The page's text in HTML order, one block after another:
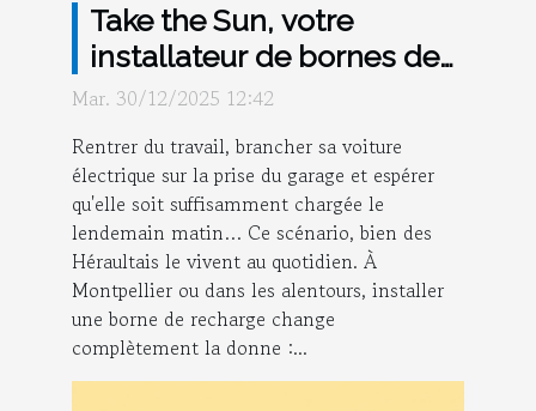
Take the Sun, votre
installateur de bornes de
recharge électriques à
Mar. 30/12/2025 12:42
Rentrer du travail, brancher sa voiture
électrique sur la prise du garage et espérer
qu'elle soit suffisamment chargée le
lendemain matin… Ce scénario, bien des
Héraultais le vivent au quotidien. À
Montpellier ou dans les alentours, installer
une borne de recharge change
complètement la donne :...